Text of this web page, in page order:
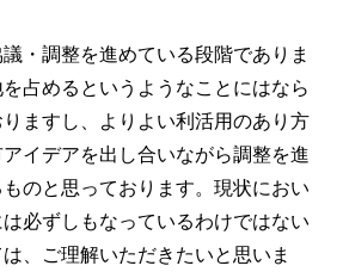
・調整を進めている段階でありま
占めるというようなことにはなら
ますし、よりよい利活用のあり方
イデアを出し合いながら調整を進
のと思っております。現状におい
必ずしもなっているわけではない
、ご理解いただきたいと思いま